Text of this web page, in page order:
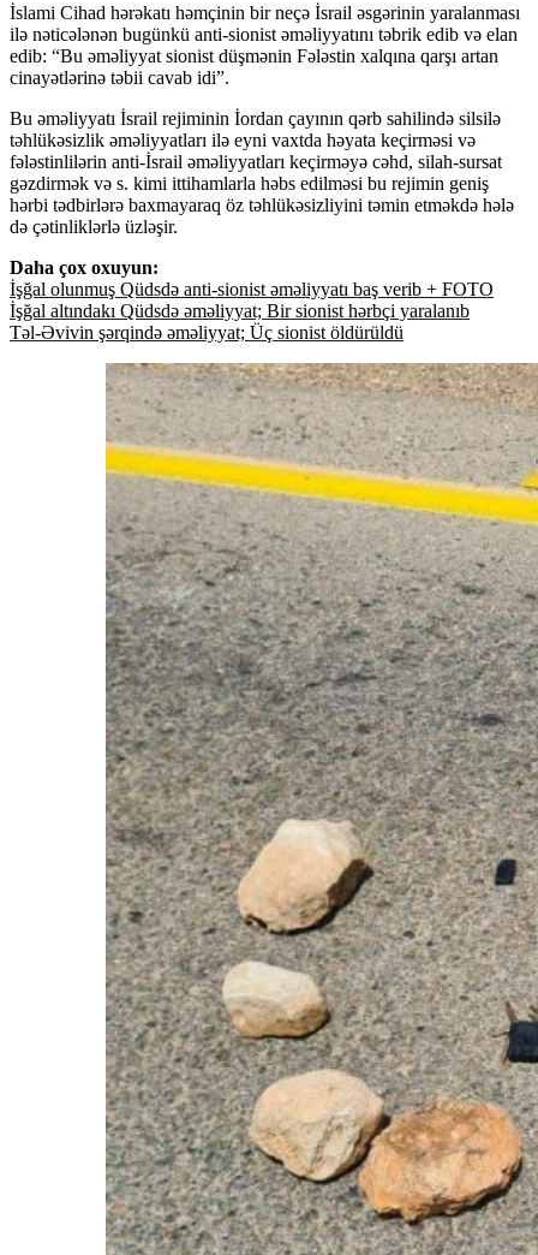
İslami Cihad hərəkatı həmçinin bir neçə İsrail əsgərinin yaralanması
ilə nəticələnən bugünkü anti-sionist əməliyyatını təbrik edib və elan
edib: “Bu əməliyyat sionist düşmənin Fələstin xalqına qarşı artan
cinayətlərinə təbii cavab idi”.
Bu əməliyyatı İsrail rejiminin İordan çayının qərb sahilində silsilə
təhlükəsizlik əməliyyatları ilə eyni vaxtda həyata keçirməsi və
fələstinlilərin anti-İsrail əməliyyatları keçirməyə cəhd, silah-sursat
gəzdirmək və s. kimi ittihamlarla həbs edilməsi bu rejimin geniş
hərbi tədbirlərə baxmayaraq öz təhlükəsizliyini təmin etməkdə hələ
də çətinliklərlə üzləşir.
Daha çox oxuyun:
İşğal olunmuş Qüdsdə anti-sionist əməliyyatı baş verib + FOTO
İşğal altındakı Qüdsdə əməliyyat; Bir sionist hərbçi yaralanıb
Təl-Əvivin şərqində əməliyyat; Üç sionist öldürüldü